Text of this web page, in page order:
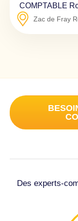
COMPTABLE
Zac de Fray
Des experts-